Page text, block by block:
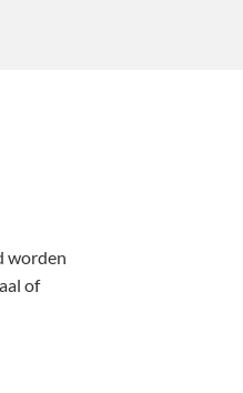
worden
of